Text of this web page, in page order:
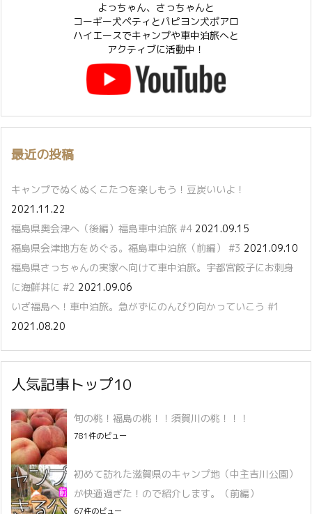
よっちゃん、さっちゃんと
コーギー犬ペティとパピヨン犬ポアロ
ハイエースでキャンプや車中泊旅へと
アクティブに活動中！
最近の投稿
キャンプでぬくぬくこたつを楽しもう！豆炭いいよ！
2021.11.22
福島県奥会津へ（後編）福島車中泊旅 #4 2021.09.15
福島県会津地方をめぐる。福島車中泊旅（前編） #3 2021.09.10
福島県さっちゃんの実家へ向けて車中泊旅。宇都宮餃子にお刺身
に海鮮丼に #2 2021.09.06
いざ福島へ！車中泊旅。急がずにのんびり向かっていこう #1
2021.08.20
人気記事トップ10
旬の桃！福島の桃！！須賀川の桃！！！
781件のビュー
初めて訪れた滋賀県のキャンプ地（中主吉川公園）
が快適過ぎた！ので紹介します。（前編）
67件のビュー